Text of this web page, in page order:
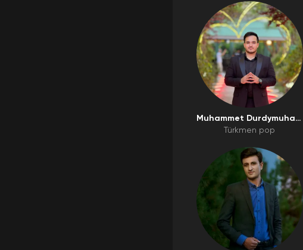
Muhammet Durdymuham
medow
Türkmen pop